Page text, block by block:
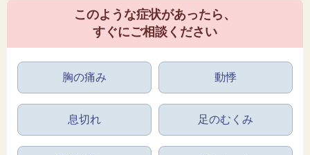
このような症状があったら、
すぐにご相談ください
胸の痛み 動悸
息切れ 足のむくみ